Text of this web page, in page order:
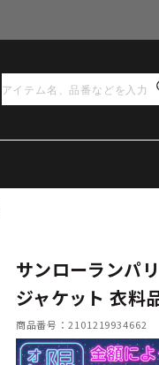
サンローランパ
ジャケット 衣料
商品番号：2101219934662